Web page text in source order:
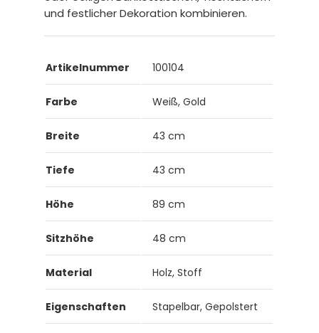
und festlicher Dekoration kombinieren.
Artikelnummer 100104
Farbe Weiß, Gold
Breite 43 cm
Tiefe 43 cm
Höhe 89 cm
Sitzhöhe 48 cm
Material Holz, Stoff
Eigenschaften Stapelbar, Gepolstert